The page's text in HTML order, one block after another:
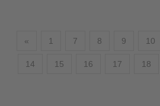
«Edellinen
1 7 8 9 10
14 15 16 17 18